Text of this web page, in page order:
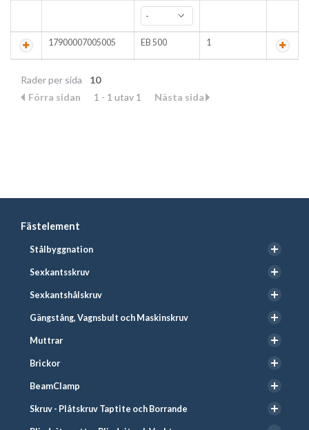
Fästelement
Stålbyggnation
Sexkantsskruv
Sexkantshålskruv
Gängstång, Vagnsbult och Maskinskruv
Muttrar
Brickor
BeamClamp
Skruv - Plåtskruv Taptite och Borrande
17900007005005 EB 500 1
Rader per sida
10
Förra sidan
1 - 1 utav 1 Nästa sida